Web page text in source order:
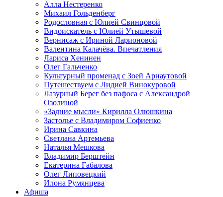
Алла Нестеренко
Михаил Гольденберг
Родословная с Юлией Свинцовой
Видоискатель с Юлией Утышевой
Вернисаж с Ириной Ларионовой
Валентина Калачёва. Впечатления
Лариса Хенинен
Олег Гальченко
Культурный променад с Зоей Арнаутовой
Путешествуем с Лидией Винокуровой
Лазурный Берег без пафоса с Александрой
Озолиной
«Задние мысли» Кирилла Олюшкина
Застолье с Владимиром Софиенко
Ирина Савкина
Светлана Артемьева
Наталья Мешкова
Владимир Берштейн
Екатерина Габалова
Олег Липовецкий
Илона Румянцева
Афиша